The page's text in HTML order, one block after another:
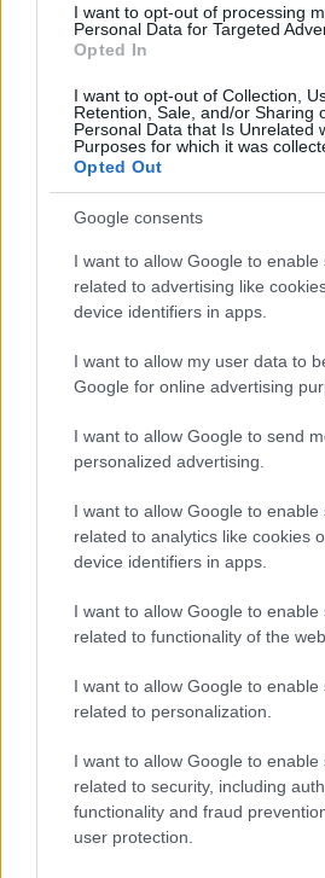
I want to opt-out of processing
Personal Data for Targeted
Opted In
I want to opt-out of Collection,
Retention, Sale, and/or Sharing
Personal Data that Is Unrelated
Purposes for which it was
Opted Out
Google consents
I want to allow Google to enable
related to advertising like
device identifiers in apps.
I want to allow my user data to
Google for online advertising
I want to allow Google to send
personalized advertising.
I want to allow Google to enable
related to analytics like cookies
device identifiers in apps.
I want to allow Google to enable
related to functionality of the
I want to allow Google to enable
related to personalization.
I want to allow Google to enable
related to security, including
functionality and fraud
user protection.
ikertornyok
és valóság
Szólj hozzá!
A hozzászóláshoz be kell
VAGY
Gloucester
16 éve
Valami tartalmi összefoglalót is
(alá-fölé), ha már nem is a
PPJ
16 éve